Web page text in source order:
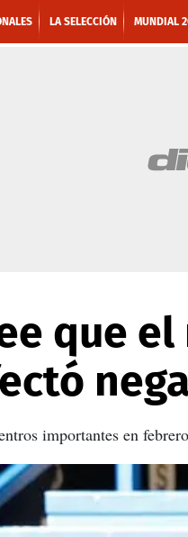
LA SELECCIÓN MUNDIAL
que
importantes en